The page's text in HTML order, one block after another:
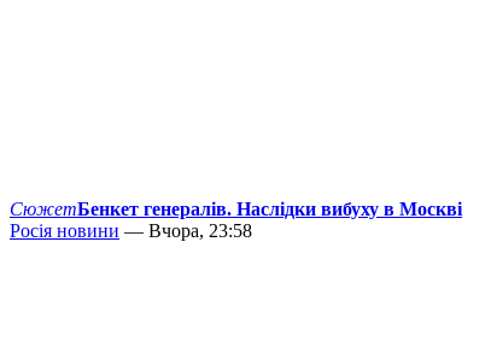
СюжетБенкет генералів. Наслідки вибуху в Москві
Росія новини — Вчора, 23:58